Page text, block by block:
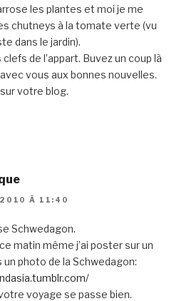
les plantes et moi je me
chutneys à la tomate verte (vu
dans le jardin).
clefs de l’appart. Buvez un coup là
vous aux bonnes nouvelles.
votre blog.
2010 À 11:40
Schwedagon.
matin même j’ai poster sur un
photo de la Schwedagon:
voyage se passe bien.